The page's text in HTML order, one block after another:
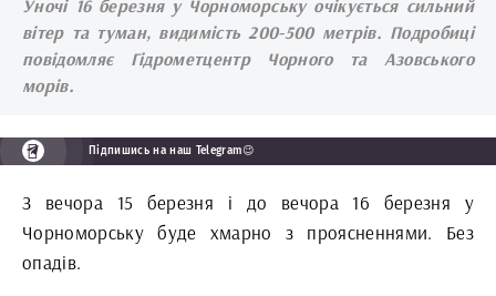
Уночі 16 березня у Чорноморську очікується сильний
вітер та туман, видимість 200-500 метрів. Подробиці
повідомляє Гідрометцентр Чорного та Азовського
морів.
Підпишись на наш Telegram😉
З вечора 15 березня і до вечора 16 березня у
Чорноморську буде хмарно з проясненнями. Без
опадів.